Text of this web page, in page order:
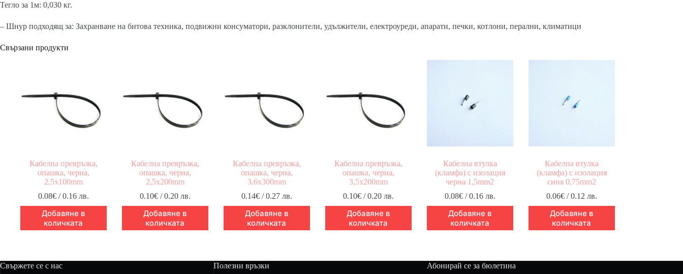
Тегло за 1м: 0,030 кг.
– Шнур подходящ за: Захранване на битова техника, подвижни консуматори, разклонители, удължители, електроуреди, апарати, печки, котлони, перални, климатици
Свързани продукти
Кабелна превръзка,
опашка, черна,
2,5x100mm
0.08€/ 0.16 лв.
Добавяне в
количката
Кабелна превръзка,
опашка, черна,
2,5x200mm
0.10€/ 0.20 лв.
Добавяне в
количката
Кабелна превръзка,
опашка, черна,
3,6x300mm
0.14€/ 0.27 лв.
Добавяне в
количката
Кабелна превръзка,
опашка, черна,
3,5x200mm
0.10€/ 0.20 лв.
Добавяне в
количката
Кабелна втулка
(кламфа) с изолация
черна 1,5mm2
0.08€/ 0.16 лв.
Добавяне в
количката
Кабелна втулка
(кламфа) с изолация
синя 0,75mm2
0.06€/ 0.12 лв.
Добавяне в
количката
Свържете се с нас Полезни връзки Абонирай се за бюлетина